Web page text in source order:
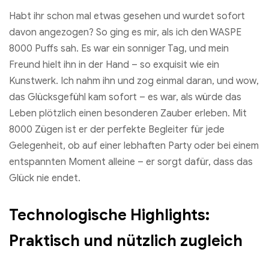
Habt ihr schon mal etwas gesehen und wurdet sofort
davon angezogen? So ging es mir, als ich den WASPE
8000 Puffs sah. Es war ein sonniger Tag, und mein
Freund hielt ihn in der Hand – so exquisit wie ein
Kunstwerk. Ich nahm ihn und zog einmal daran, und wow,
das Glücksgefühl kam sofort – es war, als würde das
Leben plötzlich einen besonderen Zauber erleben. Mit
8000 Zügen ist er der perfekte Begleiter für jede
Gelegenheit, ob auf einer lebhaften Party oder bei einem
entspannten Moment alleine – er sorgt dafür, dass das
Glück nie endet.
Technologische Highlights:
Praktisch und nützlich zugleich